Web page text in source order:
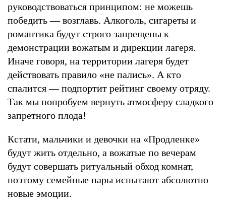
руководствоваться принципом: не можешь
победить — возглавь. Алкоголь, сигареты и
романтика будут строго запрещены к
демонстрации вожатым и дирекции лагеря.
Иначе говоря, на территории лагеря будет
действовать правило «не пались». А кто
спалится — подпортит рейтинг своему отряду.
Так мы попробуем вернуть атмосферу сладкого
запретного плода!
Кстати, мальчики и девочки на «Продленке»
будут жить отдельно, а вожатые по вечерам
будут совершать ритуальный обход комнат,
поэтому семейные пары испытают абсолютно
новые эмоции.